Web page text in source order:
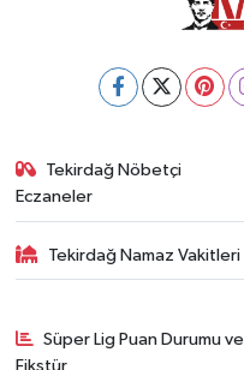
Tekirdağ Nöbetçi
Eczaneler
Tekirdağ Namaz Vakitleri
Süper Lig Puan Durumu ve
Fikstür